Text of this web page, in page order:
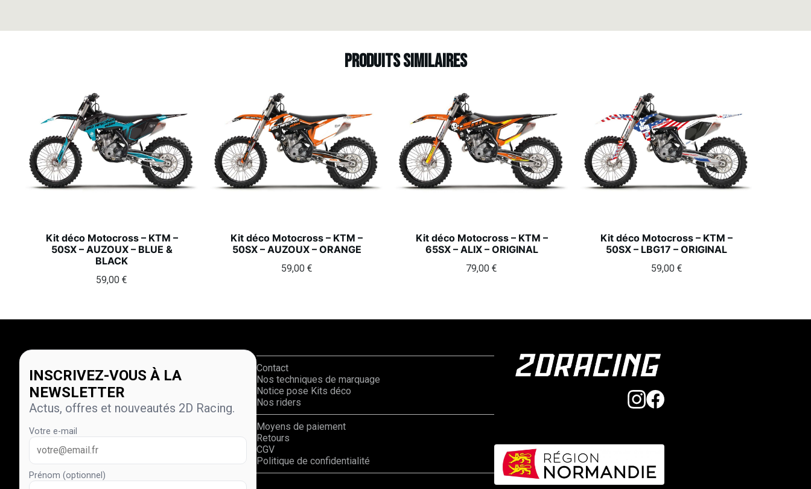
Produits similaires
Kit déco Motocross – KTM –
50SX – AUZOUX – BLUE &
BLACK
59,00€
Kit déco Motocross – KTM –
50SX – AUZOUX – ORANGE
59,00 €
Kit déco Motocross – KTM –
65SX – ALIX – ORIGINAL
79,00€
Kit déco Motocross – KTM –
50SX – LBG17 – ORIGINAL
59,00 €
INSCRIVEZ-VOUS À LA
NEWSLETTER
Actus, offres et nouveautés 2D Racing.
Votre e-mail
Prénom (optionnel)
Contact
Nos techniques de marquage
Notice pose Kits déco
Nos riders
Moyens de paiement
Retours
CGV
Politique de confidentialité